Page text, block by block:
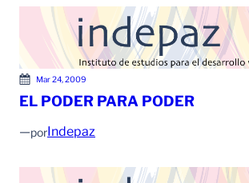
Mar 24, 2009
EL PODER PARA PODER
—porIndepaz